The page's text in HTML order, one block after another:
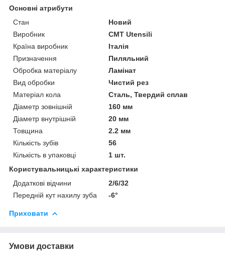
Основні атрибути
Стан
Новий
Виробник
CMT Utensili
Країна виробник
Італія
Призначення
Пиляльний
Обробка матеріалу
Ламінат
Вид обробки
Чистий рез
Матеріал кола
Сталь, Твердий сплав
Діаметр зовнішній
160 мм
Діаметр внутрішній
20 мм
Товщина
2.2 мм
Кількість зубів
56
Кількість в упаковці
1 шт.
Користувальницькі характеристики
Додаткові відчини
2/6/32
Передній кут нахилу зуба
-6°
Приховати
Умови доставки